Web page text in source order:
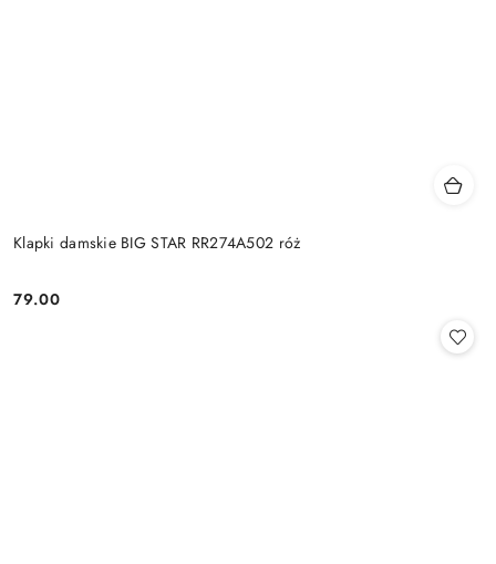
Klapki damskie BIG STAR RR274A502 róż
Cena:
79.00